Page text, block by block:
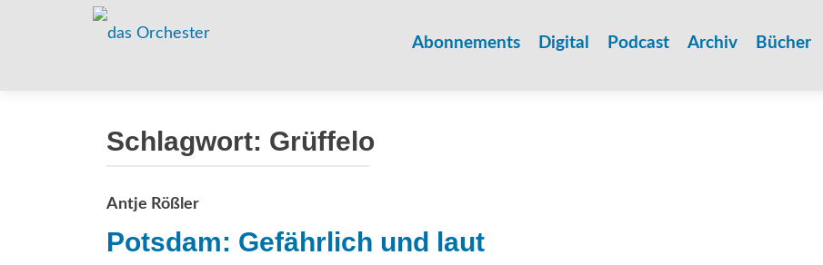
Abonnements Digital Podcast Archiv Bücher
Schlagwort: Grüffelo
Antje Rößler
Potsdam: Gefährlich und laut